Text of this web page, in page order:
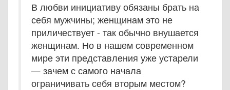
В любви инициативу обязаны брать на
себя мужчины; женщинам это не
приличествует - так обычно внушается
женщинам. Но в нашем современном
мире эти представления уже устарели
— зачем с самого начала
ограничивать себя вторым местом?